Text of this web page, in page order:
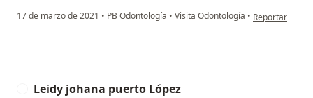
17 de marzo de 2021 • PB Odontología • Visita Odontología • en opinión del
Reportar
Leidy johana puerto López